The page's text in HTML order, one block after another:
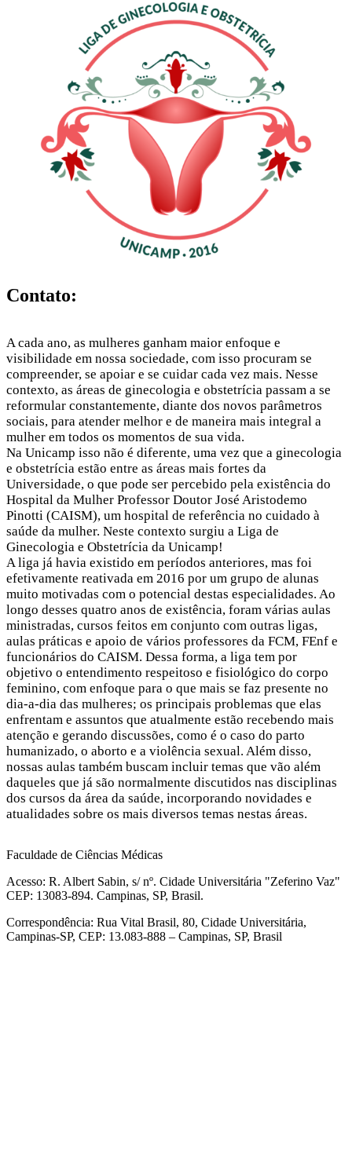
Contato:
A cada ano, as mulheres ganham maior enfoque e
visibilidade em nossa sociedade, com isso procuram se
compreender, se apoiar e se cuidar cada vez mais. Nesse
contexto, as áreas de ginecologia e obstetrícia passam a se
reformular constantemente, diante dos novos parâmetros
sociais, para atender melhor e de maneira mais integral a
mulher em todos os momentos de sua vida.
Na Unicamp isso não é diferente, uma vez que a ginecologia
e obstetrícia estão entre as áreas mais fortes da
Universidade, o que pode ser percebido pela existência do
Hospital da Mulher Professor Doutor José Aristodemo
Pinotti (CAISM), um hospital de referência no cuidado à
saúde da mulher. Neste contexto surgiu a Liga de
Ginecologia e Obstetrícia da Unicamp!
A liga já havia existido em períodos anteriores, mas foi
efetivamente reativada em 2016 por um grupo de alunas
muito motivadas com o potencial destas especialidades. Ao
longo desses quatro anos de existência, foram várias aulas
ministradas, cursos feitos em conjunto com outras ligas,
aulas práticas e apoio de vários professores da FCM, FEnf e
funcionários do CAISM. Dessa forma, a liga tem por
objetivo o entendimento respeitoso e fisiológico do corpo
feminino, com enfoque para o que mais se faz presente no
dia-a-dia das mulheres; os principais problemas que elas
enfrentam e assuntos que atualmente estão recebendo mais
atenção e gerando discussões, como é o caso do parto
humanizado, o aborto e a violência sexual. Além disso,
nossas aulas também buscam incluir temas que vão além
daqueles que já são normalmente discutidos nas disciplinas
dos cursos da área da saúde, incorporando novidades e
atualidades sobre os mais diversos temas nestas áreas.
Faculdade de Ciências Médicas
Acesso: R. Albert Sabin, s/ nº. Cidade Universitária "Zeferino Vaz"
CEP: 13083-894. Campinas, SP, Brasil.
Correspondência: Rua Vital Brasil, 80, Cidade Universitária,
Campinas-SP, CEP: 13.083-888 – Campinas, SP, Brasil